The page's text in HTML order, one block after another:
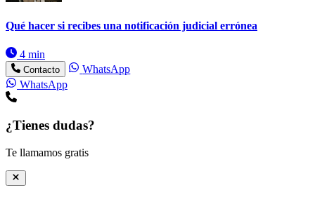
Qué hacer si recibes una notificación judicial errónea
4 min
Contacto
WhatsApp
WhatsApp
¿Tienes dudas?
Te llamamos gratis